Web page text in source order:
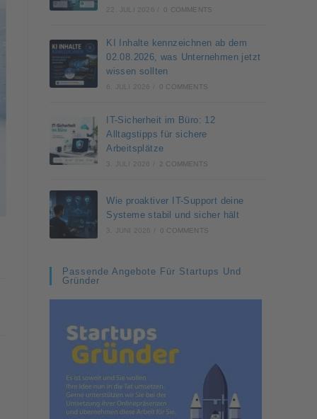
22. JULI 2026 0 COMMENTS
KI Inhalte kennzeichnen ab dem
02.08.2026, was Unternehmen jetzt
wissen sollten
6. JULI 2026 0 COMMENTS
IT-Sicherheit im Büro: 12
Alltagstipps für sichere
Arbeitsplätze
3. JULI 2026 2 COMMENTS
Wie proaktiver IT-Support deine
Systeme stabil und sicher hält
3. JUNI 2026 0 COMMENTS
Passende Angebote Für Startups Und
Gründer